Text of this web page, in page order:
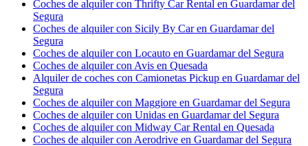
Coches de alquiler con Thrifty Car Rental en Guardamar del
Segura
Coches de alquiler con Sicily By Car en Guardamar del
Segura
Coches de alquiler con Locauto en Guardamar del Segura
Coches de alquiler con Avis en Quesada
Alquiler de coches con Camionetas Pickup en Guardamar del
Segura
Coches de alquiler con Maggiore en Guardamar del Segura
Coches de alquiler con Unidas en Guardamar del Segura
Coches de alquiler con Midway Car Rental en Quesada
Coches de alquiler con Aerodrive en Guardamar del Segura